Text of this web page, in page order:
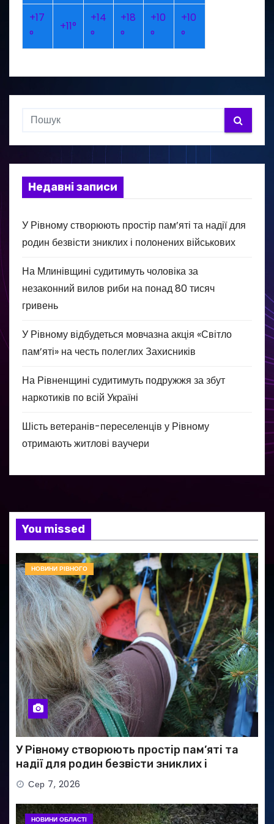
+17
°
+11°
+14
°
+18
°
+10
°
+10
°
Недавні записи
У Рівному створюють простір пам’яті та надії для
родин безвісти зниклих і полонених військових
На Млинівщині судитимуть чоловіка за
незаконний вилов риби на понад 80 тисяч
гривень
У Рівному відбудеться мовчазна акція «Світло
пам’яті» на честь полеглих Захисників
На Рівненщині судитимуть подружжя за збут
наркотиків по всій Україні
Шість ветеранів-переселенців у Рівному
отримають житлові ваучери
You missed
НОВИНИ РІВНОГО
У Рівному створюють простір пам’яті та
надії для родин безвісти зниклих і
полонених військових
Сер 7, 2026
НОВИНИ ОБЛАСТІ